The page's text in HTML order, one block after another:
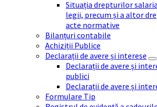
Situația drepturilor
legii, precum și a altor
acte normative
Bilanțuri contabile
Achiziții Publice
Declarații de avere și interese
Declarații de avere și
publici
Declarații de avere și
Formulare Tip